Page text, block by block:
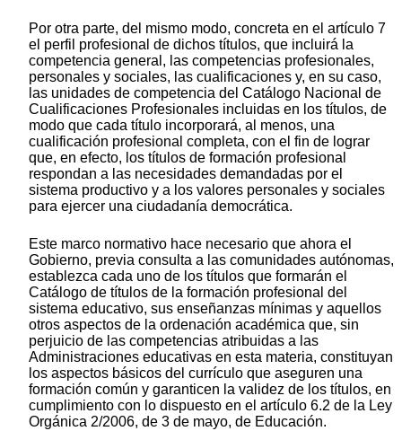
Por otra parte, del mismo modo, concreta en el artículo 7
el perfil profesional de dichos títulos, que incluirá la
competencia general, las competencias profesionales,
personales y sociales, las cualificaciones y, en su caso,
las unidades de competencia del Catálogo Nacional de
Cualificaciones Profesionales incluidas en los títulos, de
modo que cada título incorporará, al menos, una
cualificación profesional completa, con el fin de lograr
que, en efecto, los títulos de formación profesional
respondan a las necesidades demandadas por el
sistema productivo y a los valores personales y sociales
para ejercer una ciudadanía democrática.
Este marco normativo hace necesario que ahora el
Gobierno, previa consulta a las comunidades autónomas,
establezca cada uno de los títulos que formarán el
Catálogo de títulos de la formación profesional del
sistema educativo, sus enseñanzas mínimas y aquellos
otros aspectos de la ordenación académica que, sin
perjuicio de las competencias atribuidas a las
Administraciones educativas en esta materia, constituyan
los aspectos básicos del currículo que aseguren una
formación común y garanticen la validez de los títulos, en
cumplimiento con lo dispuesto en el artículo 6.2 de la Ley
Orgánica 2/2006, de 3 de mayo, de Educación.